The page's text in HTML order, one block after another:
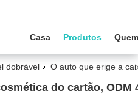
Casa Produtos
dobrável O auto que erige a
do cartão,